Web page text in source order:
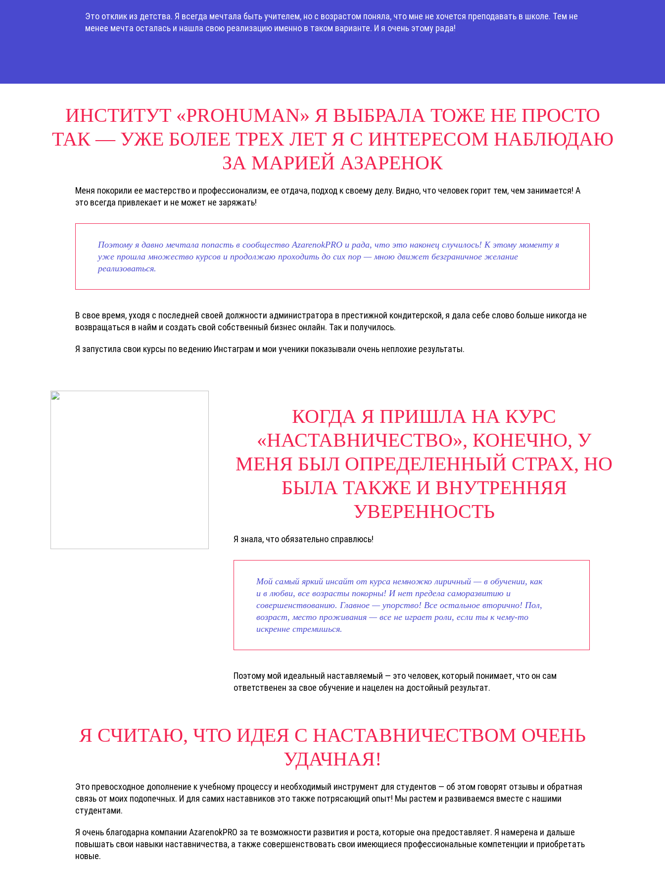
Это отклик из детства. Я всегда мечтала быть учителем, но с возрастом поняла, что мне не хочется преподавать в школе. Тем не
менее мечта осталась и нашла свою реализацию именно в таком варианте. И я очень этому рада!
ИНСТИТУТ «PROHUMAN» Я ВЫБРАЛА ТОЖЕ НЕ ПРОСТО
ТАК — УЖЕ БОЛЕЕ ТРЕХ ЛЕТ Я С ИНТЕРЕСОМ НАБЛЮДАЮ
ЗА МАРИЕЙ АЗАРЕНОК
Меня покорили ее мастерство и профессионализм, ее отдача, подход к своему делу. Видно, что человек горит тем, чем занимается! А
это всегда привлекает и не может не заряжать!
Поэтому я давно мечтала попасть в сообщество AzarenokPRO и рада, что это наконец случилось! К этому моменту я
уже прошла множество курсов и продолжаю проходить до сих пор — мною движет безграничное желание
реализоваться.
В свое время, уходя с последней своей должности администратора в престижной кондитерской, я дала себе слово больше никогда не
возвращаться в найм и создать свой собственный бизнес онлайн. Так и получилось.
Я запустила свои курсы по ведению Инстаграм и мои ученики показывали очень неплохие результаты.
КОГДА Я ПРИШЛА НА КУРС
«НАСТАВНИЧЕСТВО», КОНЕЧНО, У
МЕНЯ БЫЛ ОПРЕДЕЛЕННЫЙ СТРАХ, НО
БЫЛА ТАКЖЕ И ВНУТРЕННЯЯ
УВЕРЕННОСТЬ
Я знала, что обязательно справлюсь!
Мой самый яркий инсайт от курса немножко лиричный — в обучении, как
и в любви, все возрасты покорны! И нет предела саморазвитию и
совершенствованию. Главное — упорство! Все остальное вторично! Пол,
возраст, место проживания — все не играет роли, если ты к чему-то
искренне стремишься.
Поэтому мой идеальный наставляемый — это человек, который понимает, что он сам
ответственен за свое обучение и нацелен на достойный результат.
Я СЧИТАЮ, ЧТО ИДЕЯ С НАСТАВНИЧЕСТВОМ ОЧЕНЬ
УДАЧНАЯ!
Это превосходное дополнение к учебному процессу и необходимый инструмент для студентов — об этом говорят отзывы и обратная
связь от моих подопечных. И для самих наставников это также потрясающий опыт! Мы растем и развиваемся вместе с нашими
студентами.
Я очень благодарна компании AzarenokPRO за те возможности развития и роста, которые она предоставляет. Я намерена и дальше
повышать свои навыки наставничества, а также совершенствовать свои имеющиеся профессиональные компетенции и приобретать
новые.